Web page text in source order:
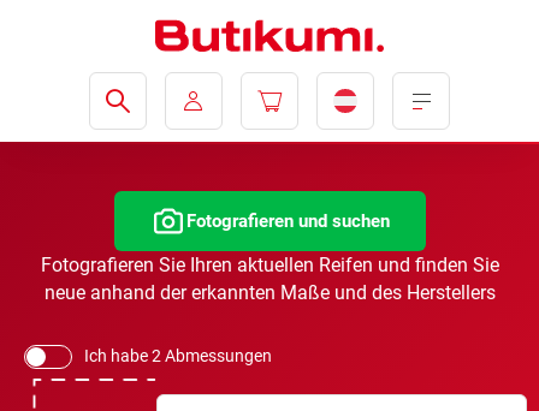
Fotografieren und suchen
Fotografieren Sie Ihren aktuellen Reifen und finden Sie
neue anhand der erkannten Maße und des Herstellers
Ich habe 2 Abmessungen